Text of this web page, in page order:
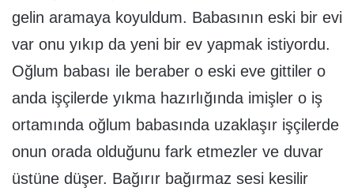
gelin aramaya koyuldum. Babasının eski bir evi
var onu yıkıp da yeni bir ev yapmak istiyordu.
Oğlum babası ile beraber o eski eve gittiler o
anda işçilerde yıkma hazırlığında imişler o iş
ortamında oğlum babasında uzaklaşır işçilerde
onun orada olduğunu fark etmezler ve duvar
üstüne düşer. Bağırır bağırmaz sesi kesilir